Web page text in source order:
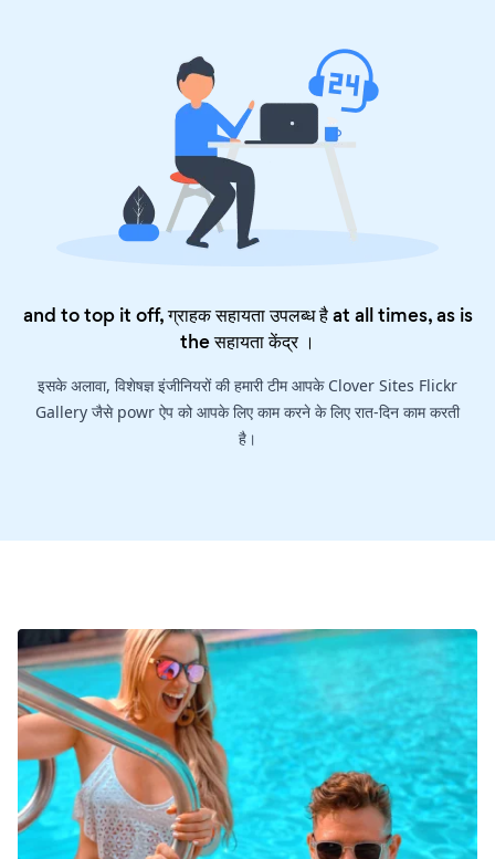
and to top it off, ग्राहक सहायता उपलब्ध है at all times, as is
theसहायता केंद्र।
इसके अलावा, विशेषज्ञ इंजीनियरों की हमारी टीम आपके Clover Sites Flickr
Gallery जैसे powr ऐप को आपके लिए काम करने के लिए रात-दिन काम करती
है।